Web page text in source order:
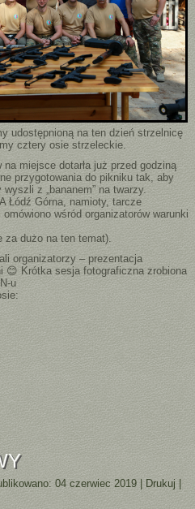
udostępnioną na ten dzień strzelnicę
cztery osie strzeleckie.
miejsce dotarła już przed godziną
przygotowania do pikniku tak, aby
z „bananem” na twarzy.
Łódź Górna, namioty, tarcze
wśród organizatorów warunki
dużo na ten temat).
organizatorzy – prezentacja
😊 Krótka sesja fotograficzna zrobiona
u
04 czerwiec 2019 |Drukuj |